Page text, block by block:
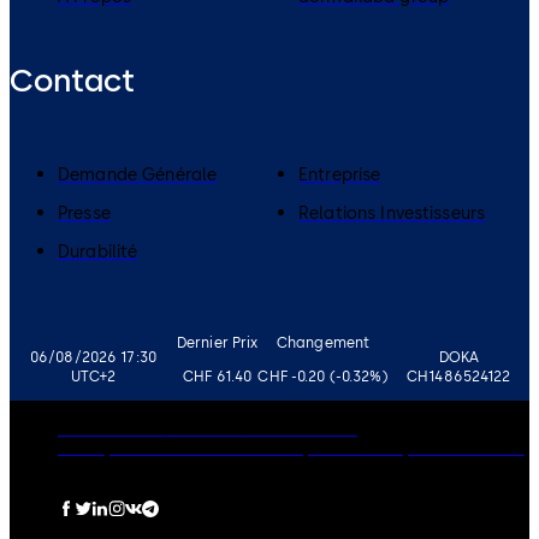
06/08/2026 17:30
UTC+2
Dernier Prix
CHF 61.40
Changement
CHF -0.20 (-0.32%)
DOKA
CH1486524122
Contact
Demande Générale
Entreprise
Presse
Relations Investisseurs
Durabilité